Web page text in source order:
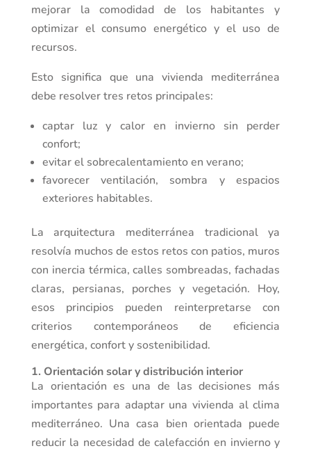
mejorar la comodidad de los habitantes y
optimizar el consumo energético y el uso de
recursos.
Esto significa que una vivienda mediterránea
debe resolver tres retos principales:
captar luz y calor en invierno sin perder
confort;
evitar el sobrecalentamiento en verano;
favorecer ventilación, sombra y espacios
exteriores habitables.
La arquitectura mediterránea tradicional ya
resolvía muchos de estos retos con patios, muros
con inercia térmica, calles sombreadas, fachadas
claras, persianas, porches y vegetación. Hoy,
esos principios pueden reinterpretarse con
criterios contemporáneos de eficiencia
energética, confort y sostenibilidad.
1. Orientación solar y distribución interior
La orientación es una de las decisiones más
importantes para adaptar una vivienda al clima
mediterráneo. Una casa bien orientada puede
reducir la necesidad de calefacción en invierno y